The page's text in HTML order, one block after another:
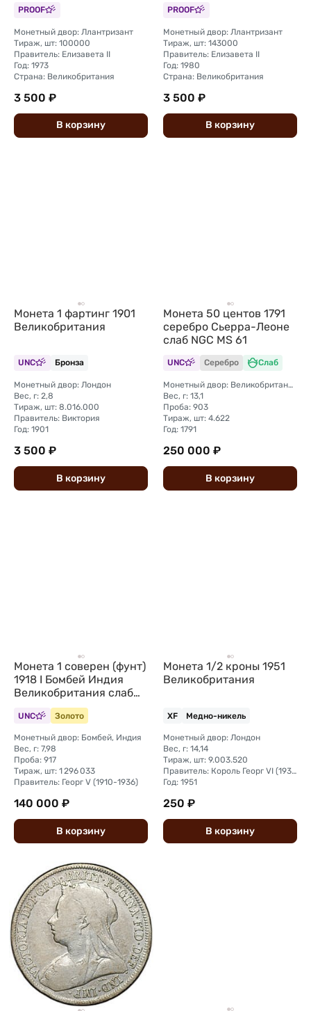
Северная Ирландия 6
монет
PROOF
Монетный двор: Ллантризант
Тираж, шт: 100000
Правитель: Елизавета II
Год: 1973
Страна: Великобритания
3 500 ₽
В корзину
Северная Ирландия 6
монет
PROOF
Монетный двор: Ллантризант
Тираж, шт: 143000
Правитель: Елизавета II
Год: 1980
Страна: Великобритания
3 500 ₽
В корзину
Монета 1 фартинг 1901
Великобритания
UNC Бронза
Монетный двор: Лондон
Вес, г: 2,8
Тираж, шт: 8.016.000
Правитель: Виктория
Год: 1901
3 500 ₽
В корзину
Монета 50 центов 1791
серебро Сьерра-Леоне
слаб NGC MS 61
UNC Серебро Слаб
Монетный двор: Великобритания, Хэндсворс
Вес, г: 13,1
Проба: 903
Тираж, шт: 4.622
Год: 1791
250 000 ₽
В корзину
Монета 1 соверен (фунт)
1918 I Бомбей Индия
Великобритания слаб
CPRC MS 62
UNC Золото
Монетный двор: Бомбей, Индия
Вес, г: 7,98
Проба: 917
Тираж, шт: 1 296 033
Правитель: Георг V (1910-1936)
140 000 ₽
В корзину
Монета 1/2 кроны 1951
Великобритания
XF Медно-никель
Монетный двор: Лондон
Вес, г: 14,14
Тираж, шт: 9.003.520
Правитель: Король Георг VI (1937 - 1952)
Год: 1951
250 ₽
В корзину